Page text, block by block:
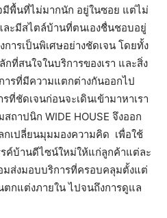
มีพื้นที่ไม่มากนัก อยู่ในซอย แต่ไม่
ละมีสไตล์บ้านที่ตนเองชื่นชอบอยู่
ารเป็นพิเศษอย่างชัดเจน โดยทั้ง
ที่สนใจในบริการของเรา และสิ่ง
รที่มีความแตกต่างกันออกไป
ที่ชัดเจนก่อนจะเดินเข้ามาหาเรา
ถาปนิก WIDE HOUSE จึงออก
เปลี่ยนมุมมองความคิด เพื่อใช้
รค์บ้านดีไซน์ใหม่ให้แก่ลูกค้าแต่ละ
มส่งมอบบริการที่ครอบคลุมตั้งแต่
ตกแต่งภายใน ไปจนถึงการดูแล